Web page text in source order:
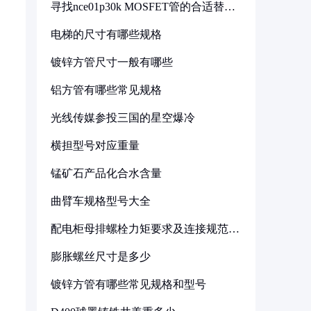
寻找nce01p30k MOSFET管的合适替代
电梯的尺寸有哪些规格
镀锌方管尺寸一般有哪些
铝方管有哪些常见规格
光线传媒参投三国的星空爆冷
横担型号对应重量
锰矿石产品化合水含量
曲臂车规格型号大全
配电柜母排螺栓力矩要求及连接规范详
膨胀螺丝尺寸是多少
镀锌方管有哪些常见规格和型号